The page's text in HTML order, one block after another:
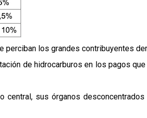
perciban los grandes contribuyentes
de hidrocarburos en los pagos
central, sus órganos